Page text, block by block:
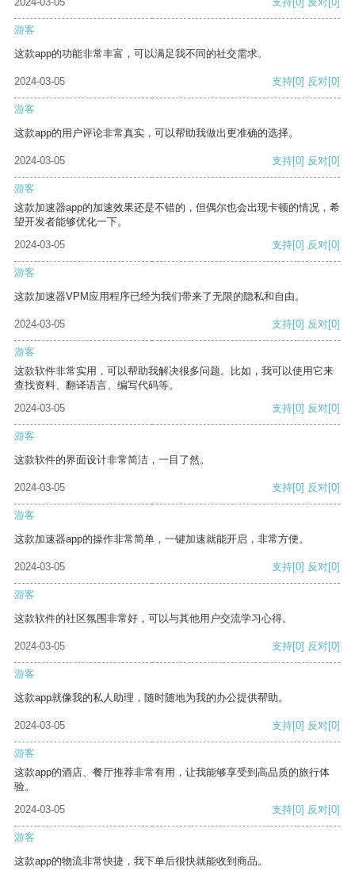
游客
这款app的功能非常丰富，可以满足我不同的社交需求。
2024-03-05 支持[0] 反对[0]
游客
这款app的用户评论非常真实，可以帮助我做出更准确的选择。
2024-03-05 支持[0] 反对[0]
游客
这款加速器app的加速效果还是不错的，但偶尔也会出现卡顿的情况，希
望开发者能够优化一下。
2024-03-05
支持[0] 反对[0]
游客
这款加速器VPM应用程序已经为我们带来了无限的隐私和自由。
2024-03-05 支持[0] 反对[0]
游客
这款软件非常实用，可以帮助我解决很多问题。比如，我可以使用它来
查找资料、翻译语言、编写代码等。
2024-03-05
支持[0] 反对[0]
游客
这款软件的界面设计非常简洁，一目了然。
2024-03-05 支持[0] 反对[0]
游客
这款加速器app的操作非常简单，一键加速就能开启，非常方便。
2024-03-05 支持[0] 反对[0]
游客
这款软件的社区氛围非常好，可以与其他用户交流学习心得。
2024-03-05 支持[0] 反对[0]
游客
这款app就像我的私人助理，随时随地为我的办公提供帮助。
2024-03-05 支持[0] 反对[0]
游客
这款app的酒店、餐厅推荐非常有用，让我能够享受到高品质的旅行体
验。
2024-03-05
支持[0] 反对[0]
游客
这款app的物流非常快捷，我下单后很快就能收到商品。